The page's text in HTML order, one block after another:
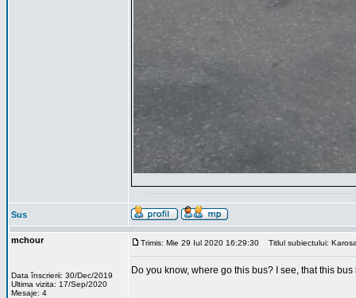
Sus
mchour
Data înscrierii: 30/Dec/2019
Ultima vizita: 17/Sep/2020
Mesaje: 4
Trimis: Mie 29 Iul 2020 16:29:30 Titlul subiectului:
Do you know, where go this bus? I see, that this